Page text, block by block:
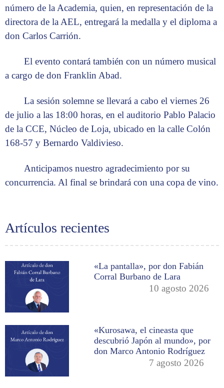
Artículos recientes
«La pantalla», por don Fabián
Corral Burbano de Lara
10 agosto 2026
«Kurosawa, el cineasta que
descubrió Japón al mundo», por
don Marco Antonio Rodríguez
7 agosto 2026
número de la Academia, quien, en representación de la
directora de la AEL, entregará la medalla y el diploma a
don Carlos Carrión.
El evento contará también con un número musical
a cargo de don Franklin Abad.
La sesión solemne se llevará a cabo el viernes 26
de julio a las 18:00 horas, en el auditorio Pablo Palacio
de la CCE, Núcleo de Loja, ubicado en la calle Colón
168-57 y Bernardo Valdivieso.
Anticipamos nuestro agradecimiento por su
concurrencia. Al final se brindará con una copa de vino.